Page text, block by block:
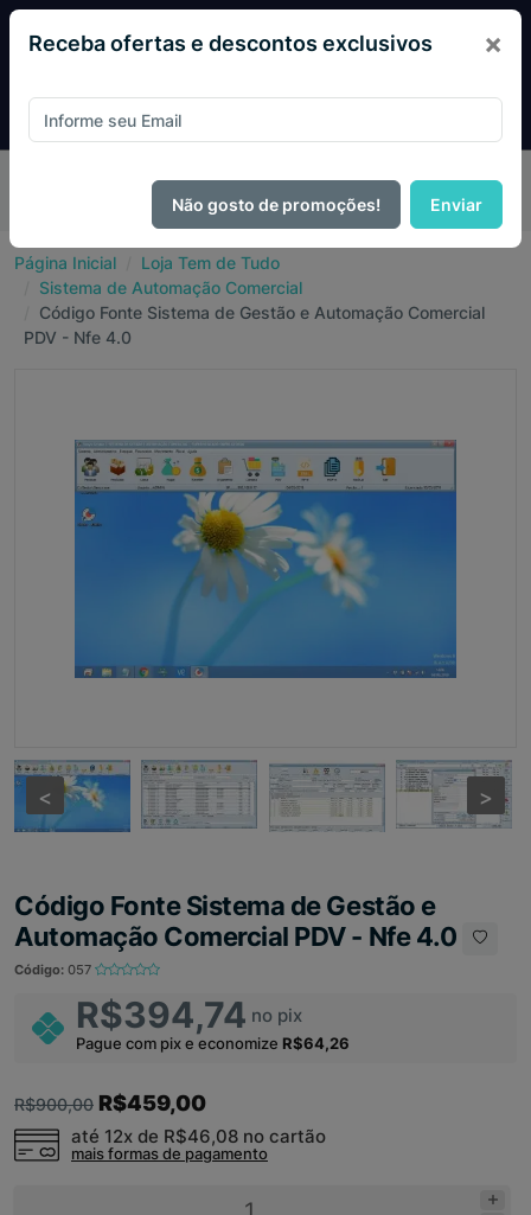
Desconto exclusivo! Pague com
PIX e ganhe 14% OFF em
todo o site no mês de Agosto.
Página Inicial
Loja Tem de Tudo
Sistema de Automação Comercial
Código Fonte Sistema de Gestão e Automação Comercial
PDV - Nfe 4.0
< >
< >
Código Fonte Sistema de Gestão e
Automação Comercial PDV - Nfe 4.0
Código: 057
R$394,74 no pix
Pague com pix e economize R$64,26
R$900,00 R$459,00
até 12x de R$46,08 no cartão
mais formas de pagamento
Receba ofertas e descontos exclusivos ×
Não gosto de promoções! Enviar